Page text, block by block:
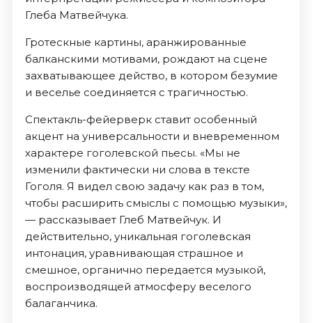
Глеба Матвейчука.
Гротескные картины, аранжированные
балканскими мотивами, рождают на сцене
захватывающее действо, в котором безумие
и веселье соединяется с трагичностью.
Спектакль-фейерверк ставит особенный
акцент на универсальности и вневременном
характере гоголевской пьесы. «Мы не
изменили фактически ни слова в тексте
Гоголя. Я видел свою задачу как раз в том,
чтобы расширить смыслы с помощью музыки»,
— рассказывает Глеб Матвейчук. И
действительно, уникальная гоголевская
интонация, уравнивающая страшное и
смешное, органично передается музыкой,
воспроизводящей атмосферу веселого
балаганчика.